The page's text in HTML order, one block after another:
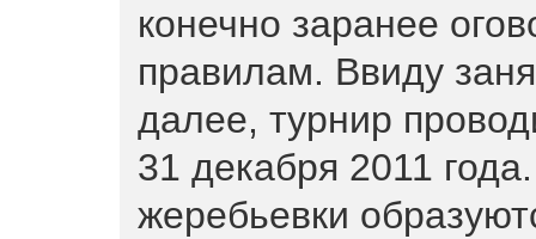
конечно заранее
правилам. Ввиду
далее, турнир
31 декабря 2011
жеребьевки